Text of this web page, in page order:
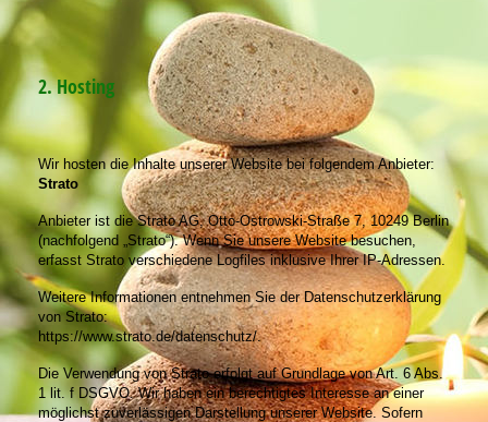
2. Hosting
Wir hosten die Inhalte unserer Website bei folgendem Anbieter:
Strato
Anbieter ist die Strato AG, Otto-Ostrowski-Straße 7, 10249 Berlin
(nachfolgend „Strato“). Wenn Sie unsere Website besuchen,
erfasst Strato verschiedene Logfiles inklusive Ihrer IP-Adressen.
Weitere Informationen entnehmen Sie der Datenschutzerklärung
von Strato:
https://www.strato.de/datenschutz/.
Die Verwendung von Strato erfolgt auf Grundlage von Art. 6 Abs.
1 lit. f DSGVO. Wir haben ein berechtigtes Interesse an einer
möglichst zuverlässigen Darstellung unserer Website. Sofern